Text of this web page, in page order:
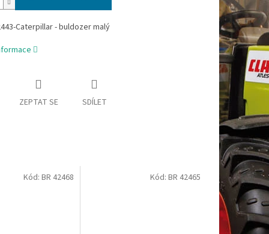
Caterpillar - buldozer malý
ZEPTAT SE SDÍLET
Kód:BR 42468 Kód: BR 42465